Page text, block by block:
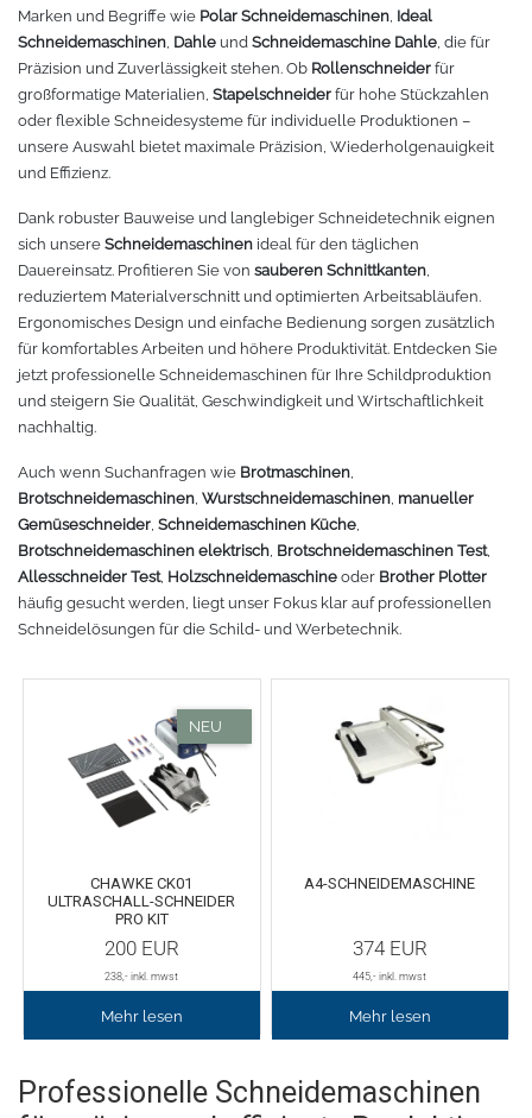
Solventdrucker
Sublimationsdrucker
Stickmaschinen
3D-Drucker
Oracal 951
Oracal 961
Oracal 970 Matt
Oracal 970RA
Oracal 451
Oracal 638
Spezialfolie
Übersicht
Gedruckte Medien
Oralite 5700
Oracal 6510
Oracal 7510
Oracal 8300
Oracal 8500
Foison
P-Cut
Mimaki
Mutoh
Redsail
GCC - Expert/Puma/Jaguar
Brother
Laserzubehör
Schneide-Software
Schneideplotter
Transferpressen
Schneidleisten
Schneidewerkzeuge und -matten
Messer
Messerklingen
Jacken
Caps
Taschen
Tüten
Sport
Fleece
Bodywarmer
Marken
Myrtle Beach
Stormtech
James & Nicholson
Angebote
Anmelden
Marken und Begriffe wie Polar Schneidemaschinen, Ideal
Schneidemaschinen, Dahle und Schneidemaschine Dahle, die für
Präzision und Zuverlässigkeit stehen. Ob Rollenschneider für
großformatige Materialien, Stapelschneider für hohe Stückzahlen
oder flexible Schneidesysteme für individuelle Produktionen –
unsere Auswahl bietet maximale Präzision, Wiederholgenauigkeit
und Effizienz.
Dank robuster Bauweise und langlebiger Schneidetechnik eignen
sich unsere Schneidemaschinen ideal für den täglichen
Dauereinsatz. Profitieren Sie von sauberen Schnittkanten,
reduziertem Materialverschnitt und optimierten Arbeitsabläufen.
Ergonomisches Design und einfache Bedienung sorgen zusätzlich
für komfortables Arbeiten und höhere Produktivität. Entdecken Sie
jetzt professionelle Schneidemaschinen für Ihre Schildproduktion
und steigern Sie Qualität, Geschwindigkeit und Wirtschaftlichkeit
nachhaltig.
Auch wenn Suchanfragen wie Brotmaschinen,
Brotschneidemaschinen, Wurstschneidemaschinen, manueller
Gemüseschneider, Schneidemaschinen Küche,
Brotschneidemaschinen elektrisch, Brotschneidemaschinen Test,
Allesschneider Test, Holzschneidemaschine oder Brother Plotter
häufig gesucht werden, liegt unser Fokus klar auf professionellen
Schneidelösungen für die Schild- und Werbetechnik.
CHAWKE CK01
ULTRASCHALL-SCHNEIDER
PRO KIT
200EUR
238 ,- inkl. mwst
Mehr lesen
A4-SCHNEIDEMASCHINE
374EUR
445 ,- inkl. mwst
Mehr lesen
Professionelle Schneidemaschinen